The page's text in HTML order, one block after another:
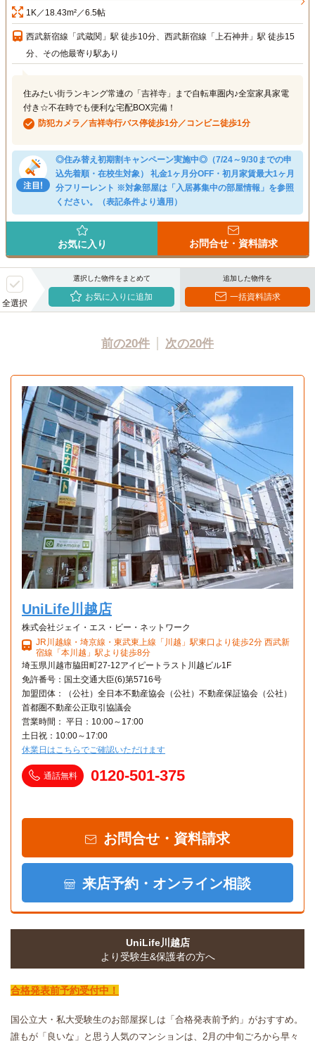
1K／18.43m²／6.5帖
西武新宿線「武蔵関」駅 徒歩10分、西武新宿線「上石神井」駅 徒歩15
分、その他最寄り駅あり
住みたい街ランキング常連の「吉祥寺」まで自転車圏内♪全室家具家電
付き☆不在時でも便利な宅配BOX完備！
防犯カメラ／吉祥寺行バス停徒歩1分／コンビニ徒歩1分
◎住み替え初期割キャンペーン実施中◎（7/24～9/30までの申
込先着順・在校生対象） 礼金1ヶ月分OFF・初月家賃最大1ヶ月
分フリーレント ※対象部屋は「入居募集中の部屋情報」を参照
ください。（表記条件より適用）
お気に入り お問合せ・資料請求
全選択
選択した物件をまとめて
お気に入りに追加
追加した物件を
一括資料請求
前の20件 次の20件
UniLife川越店
株式会社ジェイ・エス・ビー・ネットワーク
JR川越線・埼京線・東武東上線「川越」駅東口より徒歩2分 西武新
宿線「本川越」駅より徒歩8分
埼玉県川越市脇田町27-12アイピートラスト川越ビル1F
免許番号：国土交通大臣(6)第5716号
加盟団体：（公社）全日本不動産協会（公社）不動産保証協会（公社）
首都圏不動産公正取引協議会
営業時間： 平日：10:00～17:00
土日祝：10:00～17:00
休業日はこちらでご確認いただけます
通話無料 0120-501-375
お問合せ・資料請求
来店予約・オンライン相談
UniLife川越店
より受験生&保護者の方へ
合格発表前予約受付中！
国公立大・私大受験生のお部屋探しは「合格発表前予約」がおすすめ。
誰もが「良いな」と思う人気のマンションは、2月の中旬ごろから早々